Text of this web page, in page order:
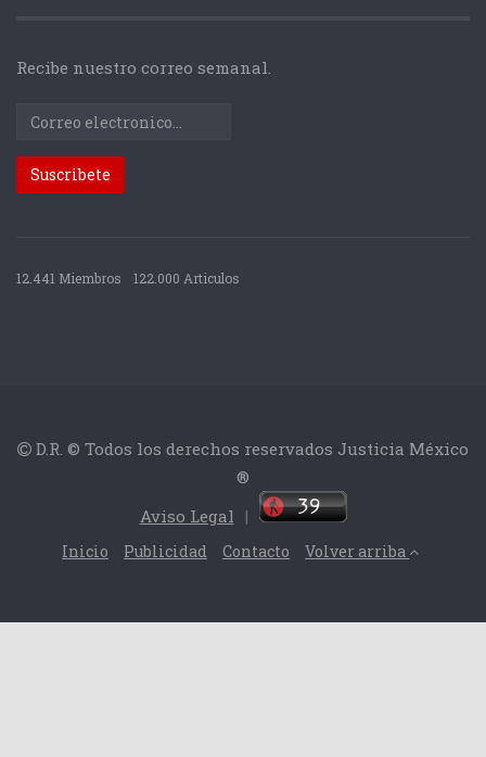
Recibe nuestro correo semanal.
12.441 Miembros 122.000 Articulos
D.R. © Todos los derechos reservados Justicia México
®
Aviso Legal |
Inicio Publicidad Contacto Volver arriba